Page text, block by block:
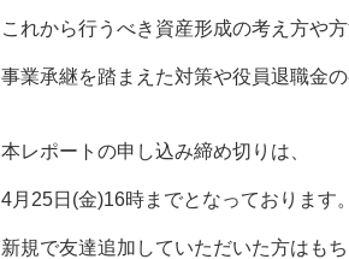
これから行うべき資産形成の考え方や
事業承継を踏まえた対策や役員退職金
本レポートの申し込み締め切りは、
4月25日(金)16時までとなっております。
新規で友達追加していただいた方はもち